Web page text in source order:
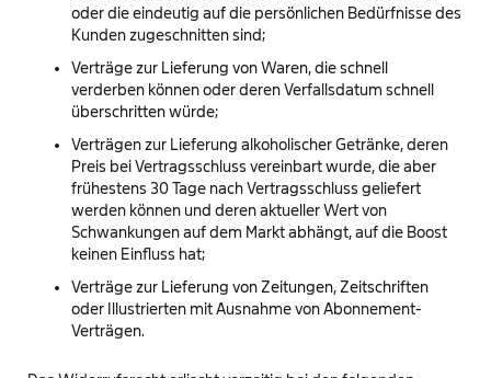
oder die eindeutig auf die persönlichen Bedürfnisse des
Kunden zugeschnitten sind;
Verträge zur Lieferung von Waren, die schnell
verderben können oder deren Verfallsdatum schnell
überschritten würde;
Verträgen zur Lieferung alkoholischer Getränke, deren
Preis bei Vertragsschluss vereinbart wurde, die aber
frühestens 30 Tage nach Vertragsschluss geliefert
werden können und deren aktueller Wert von
Schwankungen auf dem Markt abhängt, auf die Boost
keinen Einfluss hat;
Verträge zur Lieferung von Zeitungen, Zeitschriften
oder Illustrierten mit Ausnahme von Abonnement-
Verträgen.